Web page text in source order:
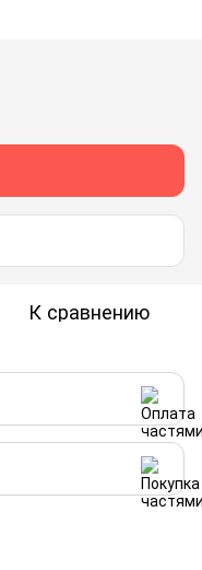
К сравнению